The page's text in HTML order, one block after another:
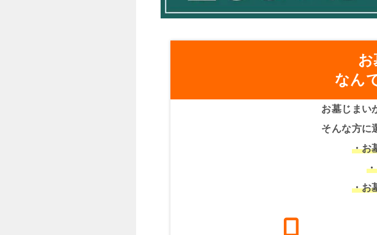
なん
お墓じまい
そんな方に
・お
・お